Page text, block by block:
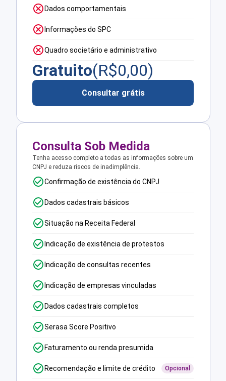
Dados comportamentais
Informações do SPC
Quadro societário e administrativo
Gratuito(R$0,00)
Consultar grátis
Consulta Sob Medida
Tenha acesso completo a todas as informações sobre um
CNPJ e reduza riscos de inadimplência.
Confirmação de existência do CNPJ
Dados cadastrais básicos
Situação na Receita Federal
Indicação de existência de protestos
Indicação de consultas recentes
Indicação de empresas vinculadas
Dados cadastrais completos
Serasa Score Positivo
Faturamento ou renda presumida
Recomendação e limite de crédito Opcional